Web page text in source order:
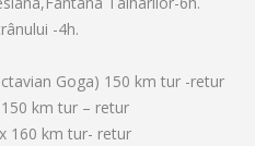
-4h.
Goga) 150 km tur -retur
km tur – retur
160 km tur- retur